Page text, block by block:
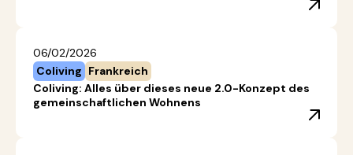
06/02/2026
Coliving Frankreich
Coliving: Alles über dieses neue 2.0-Konzept des
gemeinschaftlichen Wohnens